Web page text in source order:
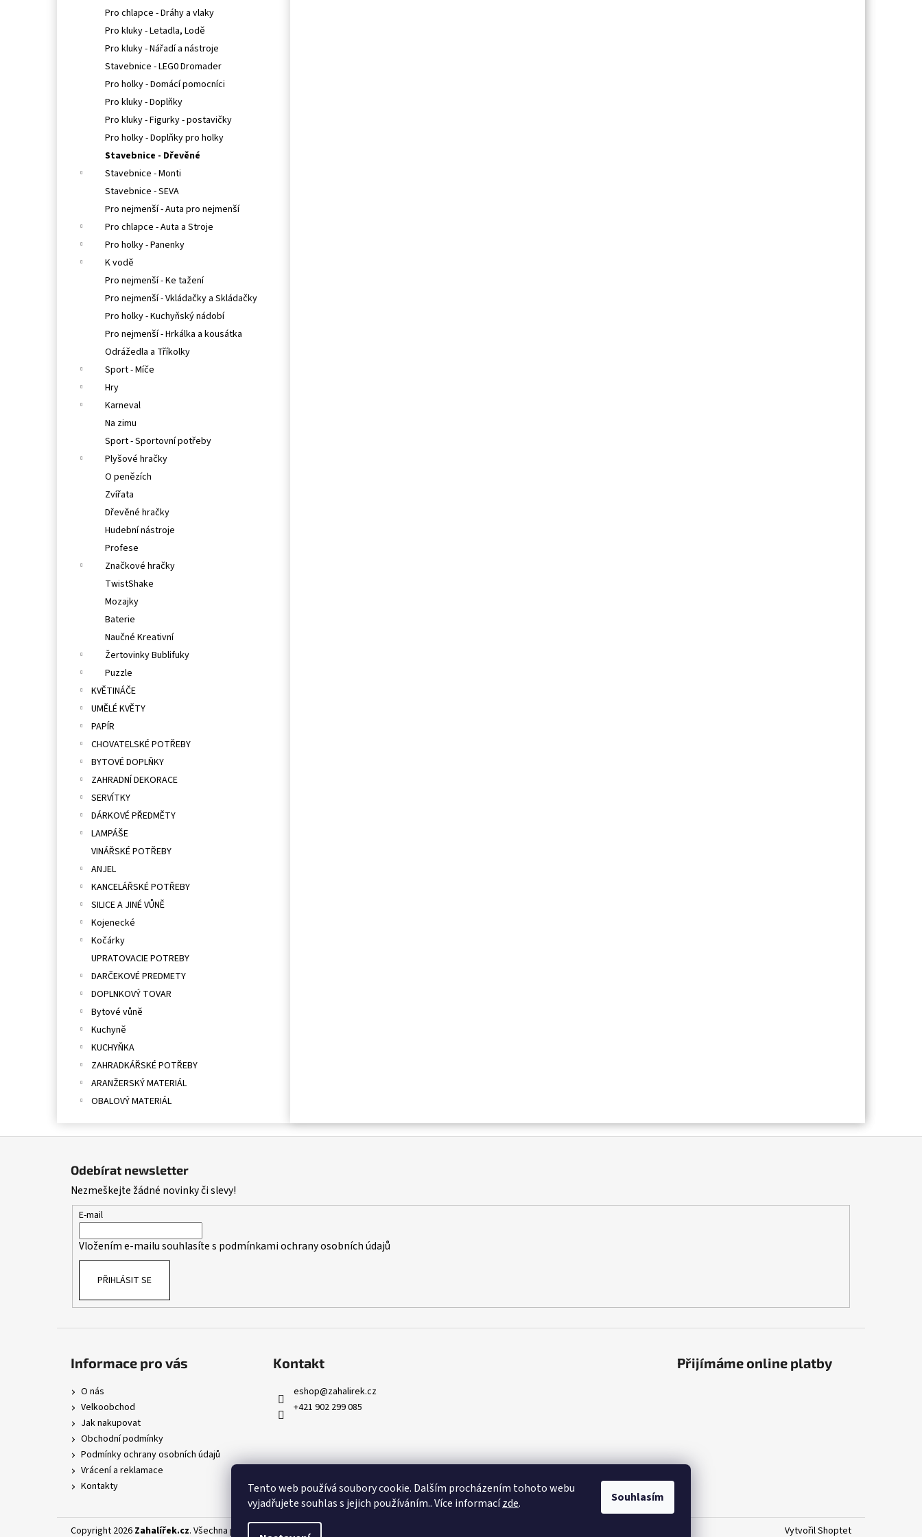
Tento web používá soubory cookie. Dalším procházením tohoto webu
vyjadřujete souhlas s jejich používáním.. Více informacízde. Souhlasím
Pro chlapce - Dráhy a vlaky
Pro kluky - Letadla, Lodě
Pro kluky - Nářadí a nástroje
Stavebnice - LEG0 Dromader
Pro holky - Domácí pomocníci
Pro kluky - Doplňky
Pro kluky - Figurky - postavičky
Pro holky - Doplňky pro holky
Stavebnice - Dřevěné
Stavebnice - Monti
Stavebnice - SEVA
Pro nejmenší - Auta pro nejmenší
Pro chlapce - Auta a Stroje
Pro holky - Panenky
K vodě
Pro nejmenší - Ke tažení
Pro nejmenší - Vkládačky a Skládačky
Pro holky - Kuchyňský nádobí
Pro nejmenší - Hrkálka a kousátka
Odrážedla a Tříkolky
Sport - Míče
Hry
Karneval
Na zimu
Sport - Sportovní potřeby
Plyšové hračky
O penězích
Zvířata
Dřevěné hračky
Hudební nástroje
Profese
Značkové hračky
TwistShake
Mozajky
Baterie
Naučné Kreativní
Žertovinky Bublifuky
Puzzle
KVĚTINÁČE
UMĚLÉ KVĚTY
PAPÍR
CHOVATELSKÉ POTŘEBY
BYTOVÉ DOPLŇKY
ZAHRADNÍ DEKORACE
SERVÍTKY
DÁRKOVÉ PŘEDMĚTY
LAMPÁŠE
VINÁŘSKÉ POTŘEBY
ANJEL
KANCELÁŘSKÉ POTŘEBY
SILICE A JINÉ VŮNĚ
Kojenecké
Kočárky
UPRATOVACIE POTREBY
DARČEKOVÉ PREDMETY
DOPLNKOVÝ TOVAR
Bytové vůně
Kuchyně
KUCHYŇKA
ZAHRADKÁŘSKÉ POTŘEBY
ARANŽERSKÝ MATERIÁL
OBALOVÝ MATERIÁL
Odebírat newsletter
Nezmeškejte žádné novinky či slevy!
E-mail
Vložením e-mailu souhlasíte s podmínkami ochrany osobních údajů
PŘIHLÁSIT SE
Informace pro vás
O nás
Velkoobchod
Jak nakupovat
Obchodní podmínky
Podmínky ochrany osobních údajů
Vrácení a reklamace
Kontakty
Kontakt
eshop@zahalirek.cz
+421 902 299 085
Přijímáme online platby
Vytvořil Shoptet
Copyright 2026 Zahalířek.cz. Všechna práva vyhrazena. Upravit nastavení cookies